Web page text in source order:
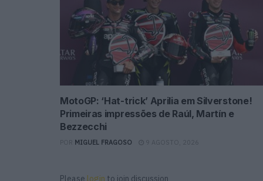
MotoGP: ‘Hat-trick’ Aprilia em Silverstone!
Primeiras impressões de Raúl, Martín e
Bezzecchi
MIGUEL FRAGOSO 9 AGOSTO, 2026
Please login to join discussion